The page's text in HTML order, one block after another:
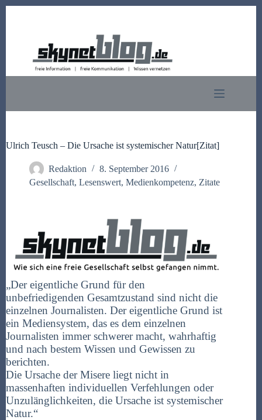
Ulrich Teusch – Die Ursache ist systemischer Natur[Zitat]
Redaktion
8. September 2016
Gesellschaft, Lesenswert, Medienkompetenz, Zitate
„Der eigentliche Grund für den
unbefriedigenden Gesamtzustand sind nicht die
einzelnen Journalisten. Der eigentliche Grund ist
ein Mediensystem, das es dem einzelnen
Journalisten immer schwerer macht, wahrhaftig
und nach bestem Wissen und Gewissen zu
berichten.
Die Ursache der Misere liegt nicht in
massenhaften individuellen Verfehlungen oder
Unzulänglichkeiten, die Ursache ist systemischer
Natur.“